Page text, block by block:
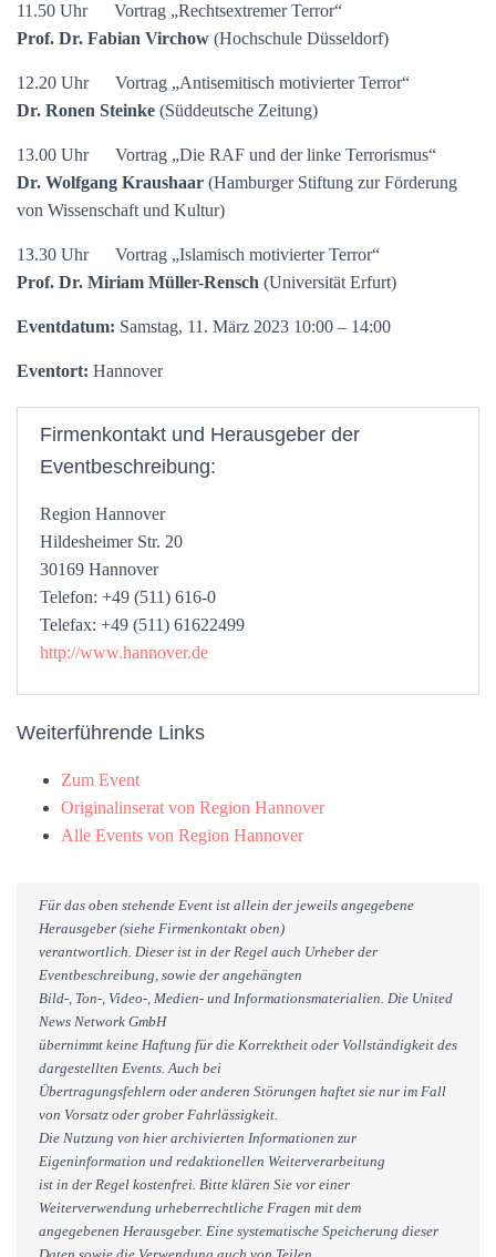
11.50 Uhr Vortrag „Rechtsextremer Terror“
Prof. Dr. Fabian Virchow (Hochschule Düsseldorf)
12.20 Uhr Vortrag „Antisemitisch motivierter Terror“
Dr. Ronen Steinke (Süddeutsche Zeitung)
13.00 Uhr Vortrag „Die RAF und der linke Terrorismus“
Dr. Wolfgang Kraushaar (Hamburger Stiftung zur Förderung
von Wissenschaft und Kultur)
13.30 Uhr Vortrag „Islamisch motivierter Terror“
Prof. Dr. Miriam Müller-Rensch (Universität Erfurt)
Eventdatum: Samstag, 11. März 2023 10:00 – 14:00
Eventort: Hannover
Firmenkontakt und Herausgeber der
Eventbeschreibung:
Region Hannover
Hildesheimer Str. 20
30169 Hannover
Telefon: +49 (511) 616-0
Telefax: +49 (511) 61622499
http://www.hannover.de
Weiterführende Links
Zum Event
Originalinserat von Region Hannover
Alle Events von Region Hannover
Für das oben stehende Event ist allein der jeweils angegebene
Herausgeber (siehe Firmenkontakt oben)
verantwortlich. Dieser ist in der Regel auch Urheber der
Eventbeschreibung, sowie der angehängten
Bild-, Ton-, Video-, Medien- und Informationsmaterialien. Die United
News Network GmbH
übernimmt keine Haftung für die Korrektheit oder Vollständigkeit des
dargestellten Events. Auch bei
Übertragungsfehlern oder anderen Störungen haftet sie nur im Fall
von Vorsatz oder grober Fahrlässigkeit.
Die Nutzung von hier archivierten Informationen zur
Eigeninformation und redaktionellen Weiterverarbeitung
ist in der Regel kostenfrei. Bitte klären Sie vor einer
Weiterverwendung urheberrechtliche Fragen mit dem
angegebenen Herausgeber. Eine systematische Speicherung dieser